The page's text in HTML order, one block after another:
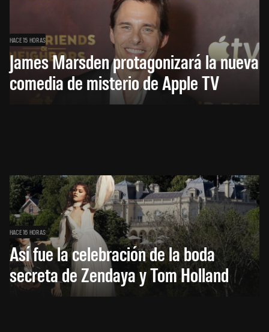
HACE 15 HORAS
James Marsden protagonizará la nueva
comedia de misterio de Apple TV
HACE 16 HORAS
Así fue la celebración de la boda
secreta de Zendaya y Tom Holland